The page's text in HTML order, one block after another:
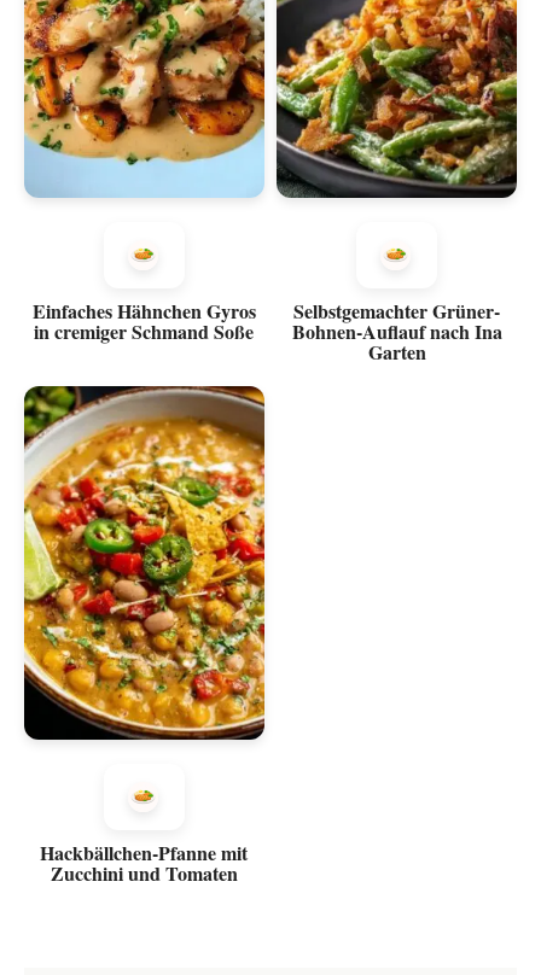
Einfaches Hähnchen Gyros
in cremiger Schmand Soße
Selbstgemachter Grüner-
Bohnen-Auflauf nach Ina
Garten
Hackbällchen-Pfanne mit
Zucchini und Tomaten